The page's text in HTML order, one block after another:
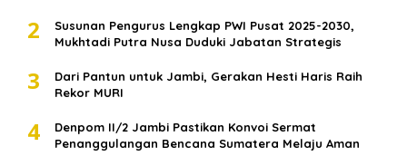
2
Susunan Pengurus Lengkap PWI Pusat 2025-2030,
Mukhtadi Putra Nusa Duduki Jabatan Strategis
3
Dari Pantun untuk Jambi, Gerakan Hesti Haris Raih
Rekor MURI
4
Denpom II/2 Jambi Pastikan Konvoi Sermat
Penanggulangan Bencana Sumatera Melaju Aman